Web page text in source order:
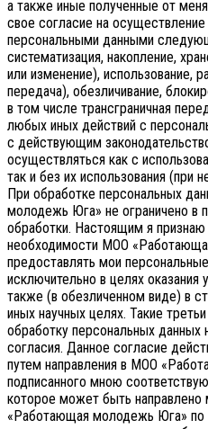
а также иные полученные от
свое согласие на
персональными данными
систематизация, накопление,
или изменение), использование,
передача), обезличивание,
в том числе трансграничная
любых иных действий с
с действующим
осуществляться как с
так и без их использования (при
При обработке персональных
молодежь Юга» не ограничено в
обработки. Настоящим я
необходимости МОО
предоставлять мои
исключительно в целях оказания
также (в обезличенном виде) в
иных научных целях. Такие
обработку персональных данных
согласия. Данное согласие
путем направления в МОО
подписанного мною
которое может быть
«Работающая молодежь Юга» по